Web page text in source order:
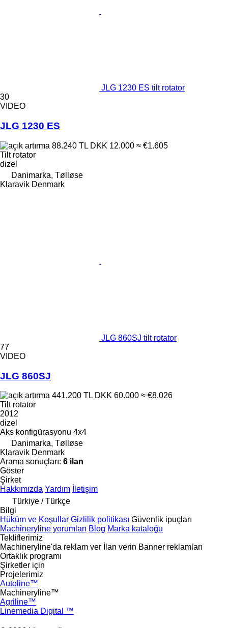
JLG 1230 ES tilt rotator
30
VIDEO
JLG 1230 ES
88.240 TL DKK 12.000 ≈ €1.605
Tilt rotator
dizel
Danimarka, Tølløse
Klaravik Denmark
JLG 860SJ tilt rotator
77
VIDEO
JLG 860SJ
441.200 TL DKK 60.000 ≈ €8.026
Tilt rotator
2012
dizel
Aks konfigürasyonu 4x4
Danimarka, Tølløse
Klaravik Denmark
Arama sonuçları: 6 ilan
Göster
Şirket
Hakkımızda Yardım
İletişim
Türkiye / Türkçe
Bilgi
Hüküm ve Koşullar Gizlilik politikası Güvenlik ipuçları
Machineryline yorumları Blog Marka kataloğu
Tekliflerimiz
Machineryline'da reklam ver
İlan verin Banner reklamları
Ortaklık programı
Şirketler için
Projelerimiz
Autoline™
Machineryline™
Agriline™
Linemedia Digital ™